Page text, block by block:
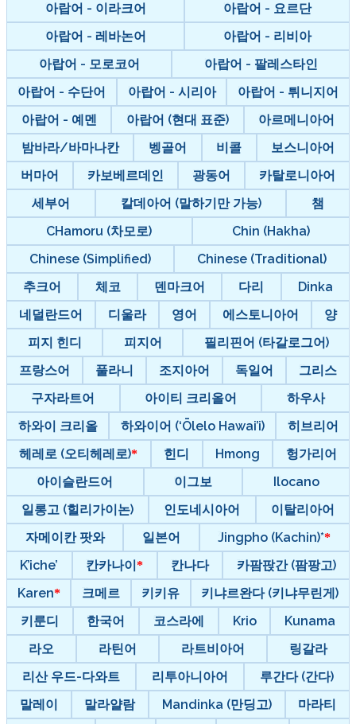
아랍어 - 이라크어
아랍어 - 요르단
아랍어 - 레바논어
아랍어 - 리비아
아랍어 - 모로코어
아랍어 - 팔레스타인
아랍어 - 수단어
아랍어 - 시리아
아랍어 - 튀니지어
아랍어 - 예멘
아랍어 (현대 표준)
아르메니아어
밤바라/바마나칸
벵골어 비콜
보스니아어
버마어
카보베르데인 광동어
카탈로니아어
세부어
칼데아어 (말하기만 가능)
챔
CHamoru (차모로)
Chin (Hakha)
Chinese (Simplified)
Chinese (Traditional)
추크어
체코 덴마크어 다리
Dinka
네덜란드어
디울라 영어 에스토니아어
양
피지 힌디
피지어
필리핀어 (타갈로그어)
프랑스어
풀라니 조지아어 독일어
그리스
구자라트어
아이티 크리올어
하우사
하와이 크리올
하와이어 (‘Ōlelo Hawai’i)
히브리어
헤레로 (오티헤레로)
힌디 Hmong
헝가리어
아이슬란드어
이그보
Ilocano
일롱고 (힐리가이논)
인도네시아어
이탈리아어
자메이칸 팟와
일본어
Jingpho (Kachin)*
K’iche’
칸카나이 칸나다
카팜팑간 (팜팡고)
Karen
크메르 키키유
키냐르완다 (키냐무린게)
키룬디
한국어 코스라에 Krio
Kunama
라오
라틴어 라트비아어
링갈라
리산 우드-다와트
리투아니아어
루간다 (간다)
말레이
말라얄람 Mandinka (만딩고)
마라티